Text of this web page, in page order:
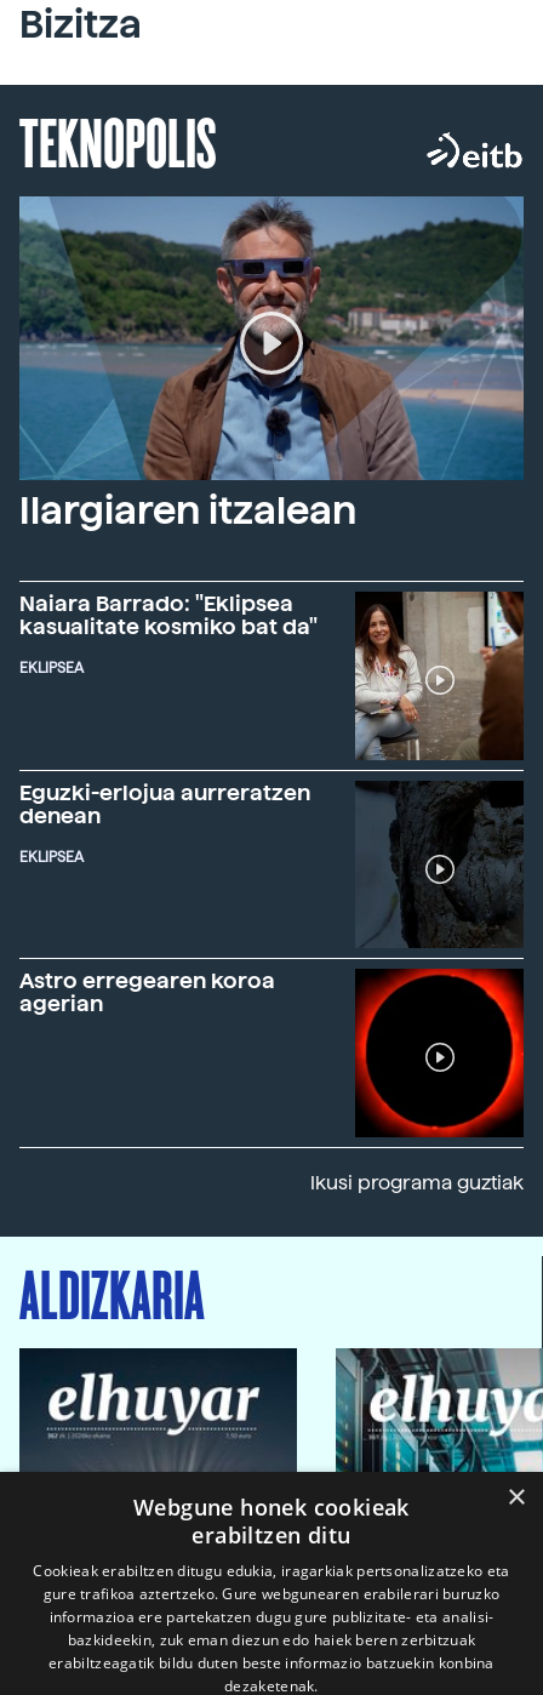
Bizitza
TEKNOPOLIS
Ilargiaren itzalean
Naiara Barrado: "Eklipsea
kasualitate kosmiko bat da"
EKLIPSEA
Eguzki-erlojua aurreratzen
denean
EKLIPSEA
Astro erregearen koroa
agerian
Ikusi programa guztiak
ALDIZKARIA
×
Webgune honek cookieak
erabiltzen ditu
Cookieak erabiltzen ditugu edukia, iragarkiak pertsonalizatzeko eta
gure trafikoa aztertzeko. Gure webgunearen erabilerari buruzko
informazioa ere partekatzen dugu gure publizitate- eta analisi-
bazkideekin, zuk eman diezun edo haiek beren zerbitzuak
erabiltzeagatik bildu duten beste informazio batzuekin konbina
dezaketenak.